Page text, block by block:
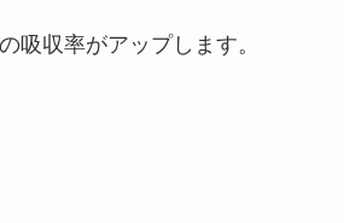
吸収率がアップします。